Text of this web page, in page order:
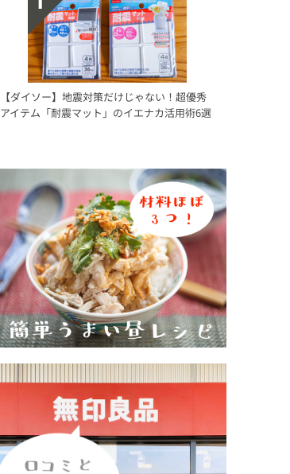
【ダイソー】地震対策だけじゃない！超優秀
アイテム「耐震マット」のイエナカ活用術6選